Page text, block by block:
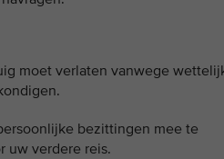
moet verlaten vanwege
bezittingen mee te
uw verdere reis.